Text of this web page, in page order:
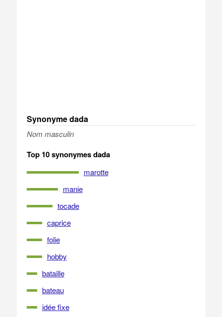
Synonyme dada
Nom masculin
Top 10 synonymes dada
marotte
manie
tocade
caprice
folie
hobby
bataille
bateau
idée fixe